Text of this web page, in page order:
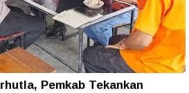
Pemkab Tekankan